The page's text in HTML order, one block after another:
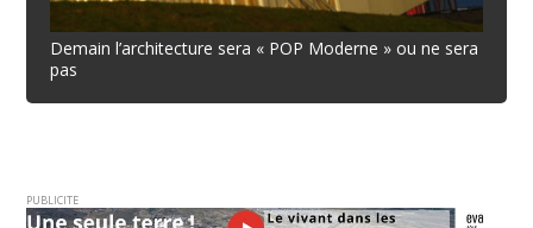
Demain l’architecture sera « POP Moderne » ou ne sera
pas
PUBLICITE